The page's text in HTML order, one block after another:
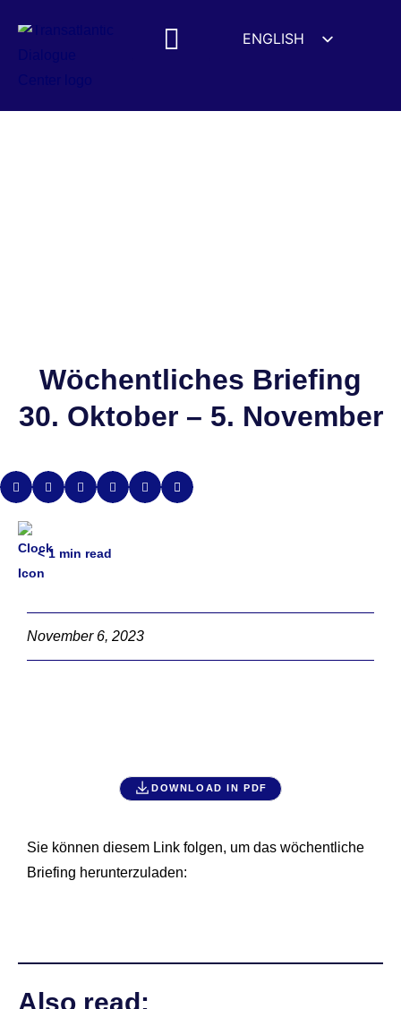
ENGLISH
Wöchentliches Briefing
30. Oktober – 5. November
< 1 min read
November 6, 2023
DOWNLOAD IN PDF
Sie können diesem Link folgen, um das wöchentliche
Briefing herunterzuladen:
Also read: